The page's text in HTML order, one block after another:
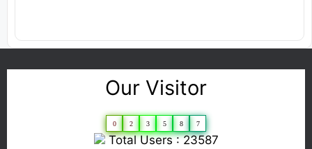
Our Visitor
0 2 3 5 8 7
Total Users : 23587